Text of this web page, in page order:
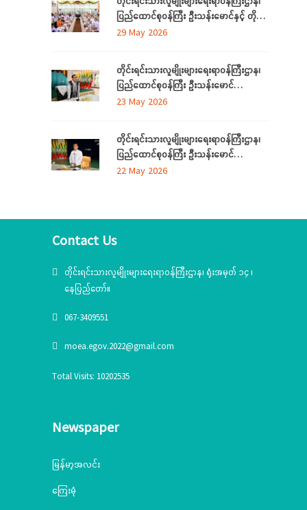
အသင်းအဖွဲ့ ကိုယ်စားလှယ်များအား တည်
ခင်းဧည့်ခံသည့် ဂုဏ်ပြုညစာစားပွဲသို့တက်
ရောက်
ပြည်ထောင်စုဝန်ကြီး ဦးသန်းမောင်နှင့် တိုင်း
ဒေသကြီးနှင့်ပြည်နယ် တိုင်းရင်းသား
အစည်းအဝေး ကျင်းပ
29 May 2026
တိုင်းရင်းသားလူမျိုးများရေးရာဝန်ကြီးဌာန၊
ပြည်ထောင်စုဝန်ကြီး ဦးသန်းမောင်
ကရင်ပြည်နယ် အတွင်းရှိ တိုင်းရင်းသား
တွေ့ဆုံဆွေးနွေး၊ ဝန်ထမ်းများနှင့်တွေ့ဆုံအမှာ
စကားပြောကြား
23 May 2026
တိုင်းရင်းသားလူမျိုးများရေးရာဝန်ကြီးဌာန၊
ပြည်ထောင်စုဝန်ကြီး ဦးသန်းမောင်
မွန်ပြည်နယ် အတွင်းရှိ တိုင်းရင်းသားစာပေ
22 May 2026
Contact Us
တိုင်းရင်းသားလူမျိုးများရေးရာဝန်ကြီးဌာန၊ ရုံးအမှတ် ၁၄ ၊
နေပြည်တော်။
067-3409551
moea.egov.2022@gmail.com
Total Visits: 10202535
Newspaper
မြန်မာ့အလင်း
ကြေးမုံ